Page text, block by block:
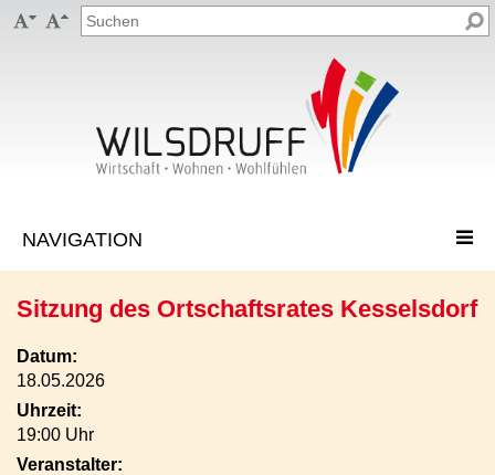
 
Sitzung des Ortschaftsrates Kesselsdorf
Datum:
18.05.2026
Uhrzeit:
19:00 Uhr
Veranstalter: